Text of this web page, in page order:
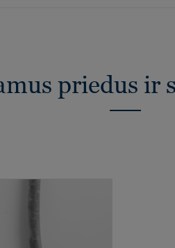
priedus ir